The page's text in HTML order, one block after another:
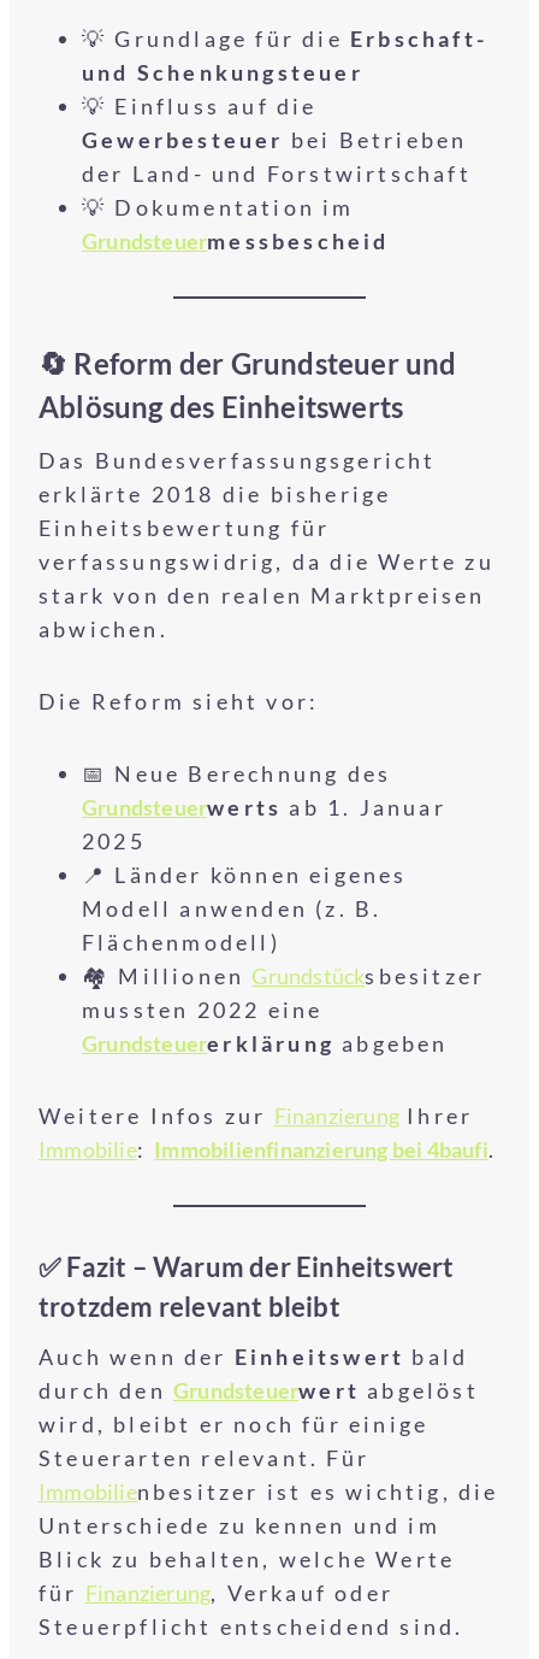
💡 Grundlage für die Erbschaft-
und Schenkungsteuer
💡 Einfluss auf die
Gewerbesteuer bei Betrieben
der Land- und Forstwirtschaft
💡 Dokumentation im
Grundsteuermessbescheid
🔄 Reform der Grundsteuer und
Ablösung des Einheitswerts
Das Bundesverfassungsgericht
erklärte 2018 die bisherige
Einheitsbewertung für
verfassungswidrig, da die Werte zu
stark von den realen Marktpreisen
abwichen.
Die Reform sieht vor:
📅 Neue Berechnung des
Grundsteuerwerts ab 1. Januar
2025
📍 Länder können eigenes
Modell anwenden (z. B.
Flächenmodell)
🏘️ Millionen Grundstücksbesitzer
mussten 2022 eine
Grundsteuererklärung abgeben
Weitere Infos zur Finanzierung Ihrer
Immobilie: Immobilienfinanzierung bei 4baufi.
✅ Fazit – Warum der Einheitswert
trotzdem relevant bleibt
Auch wenn der Einheitswert bald
durch den Grundsteuerwert abgelöst
wird, bleibt er noch für einige
Steuerarten relevant. Für
Immobilienbesitzer ist es wichtig, die
Unterschiede zu kennen und im
Blick zu behalten, welche Werte
für Finanzierung, Verkauf oder
Steuerpflicht entscheidend sind.